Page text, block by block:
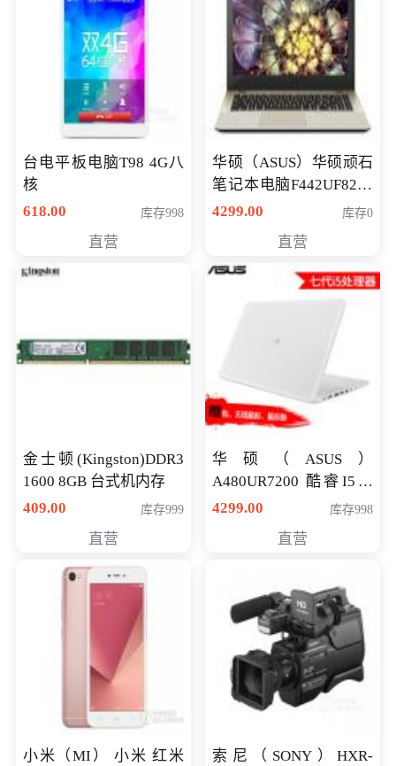
台电平板电脑T98 4G八
核
618.00
库存998
直营
华硕（ASUS）华硕顽石
笔记本电脑F442UF8250
八代独显轻薄办公商务
4299.00 库存0
直营
金士顿(Kingston)DDR3
1600 8GB 台式机内存
409.00
库存999
直营
华硕（ASUS）
A480UR7200 酷睿I5超
薄学生办公游戏独显笔
NV930-2G独
4299.00 库存998
直营
小米（MI） 小米 红米
索尼（SONY）HXR-